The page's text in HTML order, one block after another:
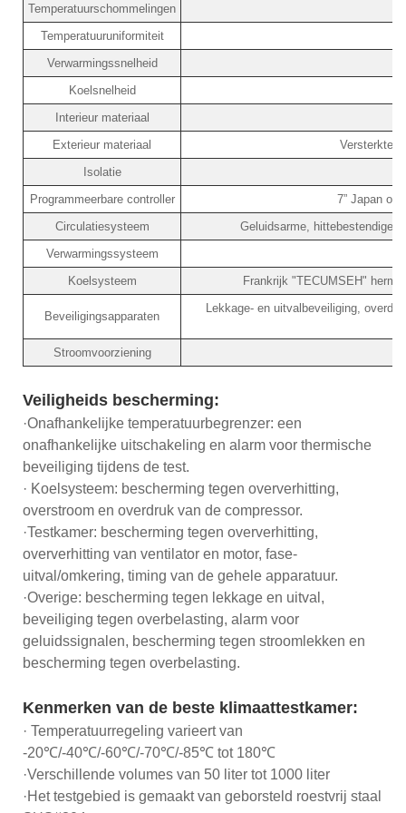
Temperatuurschommelingen
Temperatuuruniformiteit
Verwarmingssnelheid
Koelsnelheid
Interieur materiaal
Exterieur materiaal
Versterkte
Isolatie
Programmeerbare controller
7” Japan
Circulatiesysteem
Geluidsarme, hittebestendige
Verwarmingssysteem
Koelsysteem
Frankrijk "TECUMSEH"
Beveiligingsapparaten
Lekkage- en uitvalbeveiliging,
Stroomvoorziening
Veiligheids bescherming:
·Onafhankelijke temperatuurbegrenzer: een
onafhankelijke uitschakeling en alarm voor thermische
beveiliging tijdens de test.
· Koelsysteem: bescherming tegen oververhitting,
overstroom en overdruk van de compressor.
·Testkamer: bescherming tegen oververhitting,
oververhitting van ventilator en motor, fase-
uitval/omkering, timing van de gehele apparatuur.
·Overige: bescherming tegen lekkage en uitval,
beveiliging tegen overbelasting, alarm voor
geluidssignalen, bescherming tegen stroomlekken en
bescherming tegen overbelasting.
Kenmerken van de beste klimaattestkamer:
· Temperatuurregeling varieert van
-20℃/-40℃/-60℃/-70℃/-85℃ tot 180℃
·Verschillende volumes van 50 liter tot 1000 liter
·Het testgebied is gemaakt van geborsteld roestvrij staal